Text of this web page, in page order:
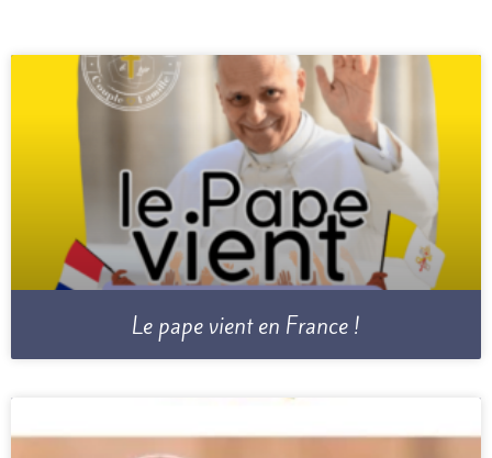
Le pape vient en France !